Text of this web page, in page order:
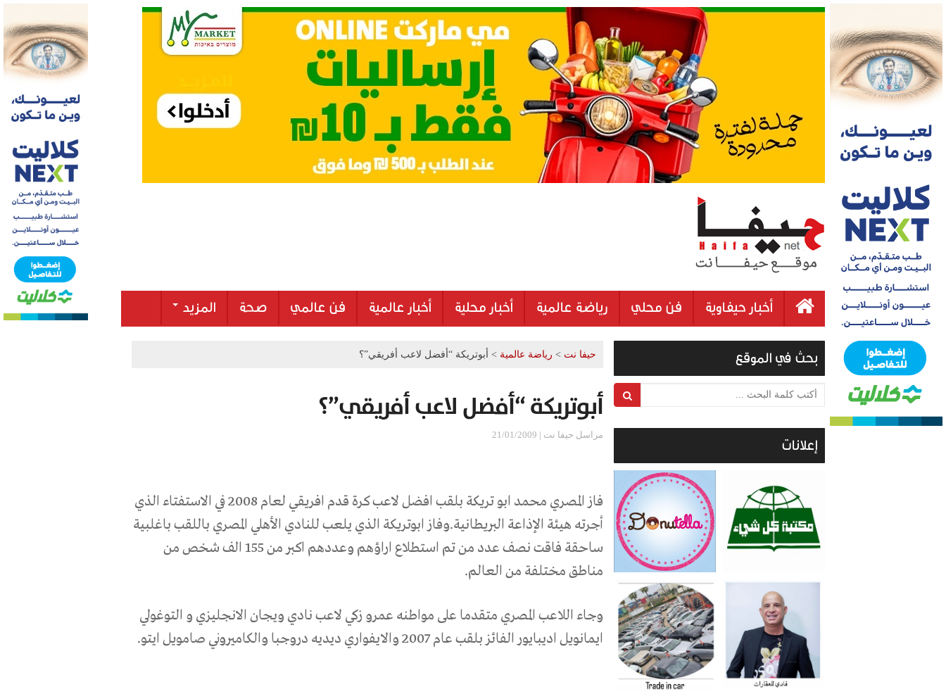
أخبار حيفاوية فن محلي رياضة عالمية أخبار محلية أخبار عالمية فن عالمي صحة المزيد
حيفا نت > رياضة عالمية > أبوتريكة “أفضل لاعب أفريقي”؟
أبوتريكة “أفضل لاعب أفريقي”؟
مراسل حيفا نت | 21/01/2009
فاز المصري محمد ابو تريكة بلقب افضل لاعب كرة قدم افريقي لعام 2008 في الاستفتاء الذي
أجرته هيئة الإذاعة البريطانية.وفاز ابوتريكة الذي يلعب للنادي الأهلي المصري باللقب باغلبية
ساحقة فاقت نصف عدد من تم استطلاع اراؤهم وعددهم اكبر من 155 الف شخص من
مناطق مختلفة من العالم.
وجاء اللاعب المصري متقدما على مواطنه عمرو زكي لاعب نادي ويجان الانجليزي و التوغولي
ايمانويل اديبايور الفائز بلقب عام 2007 والايفواري ديديه دروجبا والكاميروني صامويل ايتو.
بحث في الموقع
أكتب كلمة البحث ...
إعلانات